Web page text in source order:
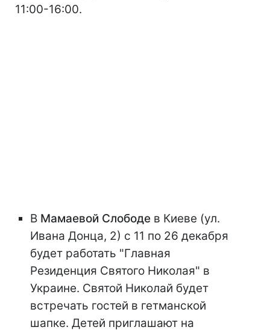
11:00-16:00.
В Мамаевой Слободе в Киеве (ул.
Ивана Донца, 2) с 11 по 26 декабря
будет работать "Главная
Резиденция Святого Николая" в
Украине. Святой Николай будет
встречать гостей в гетманской
шапке. Детей приглашают на